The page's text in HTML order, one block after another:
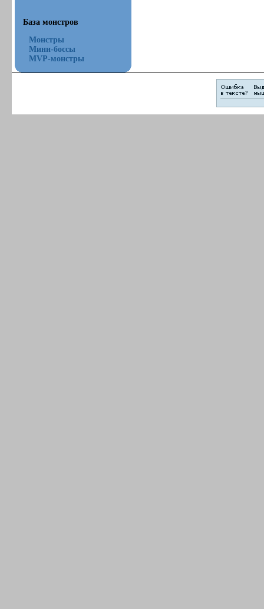
База монстров
Монстры
Мини-боссы
MVP-монстры